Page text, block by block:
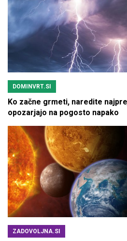
DOMINVRT.SI
Ko začne grmeti, naredite
opozarjajo na pogosto napako
ZADOVOLJNA.SI